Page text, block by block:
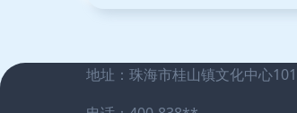
地址：珠海市桂山镇文化中心